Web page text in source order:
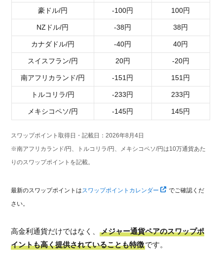
豪ドル/円 -100円 100円
NZドル/円 -38円 38円
カナダドル/円 -40円 40円
スイスフラン/円 20円 -20円
南アフリカランド/円 -151円 151円
トルコリラ/円 -233円 233円
メキシコペソ/円 -145円 145円
スワップポイント取得日・記載日：2026年8月4日
※南アフリカランド/円、トルコリラ/円、メキシコペソ/円は10万通貨あた
りのスワップポイントを記載。
最新のスワップポイントはスワップポイントカレンダー
でご確認くだ
さい。
高金利通貨だけではなく、メジャー通貨ペアのスワップポ
イントも高く提供されていることも特徴です。